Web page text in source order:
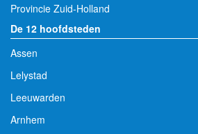
Provincie Zuid-Holland
De 12 hoofdsteden
Assen
Lelystad
Leeuwarden
Arnhem